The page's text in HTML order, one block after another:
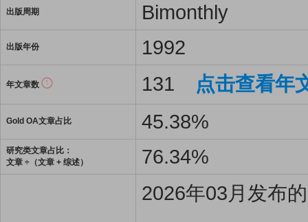
出版周期 Bimonthly
出版年份 1992
年文章数 131 点击查看年
Gold OA文章占比 45.38%
研究类文章占比：
文章 ÷（文章 + 综述）
76.34%
2026年03月发布